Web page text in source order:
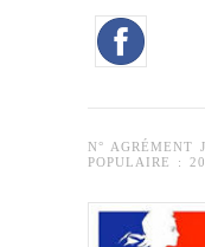
N° AGRÉMENT
POPULAIRE :